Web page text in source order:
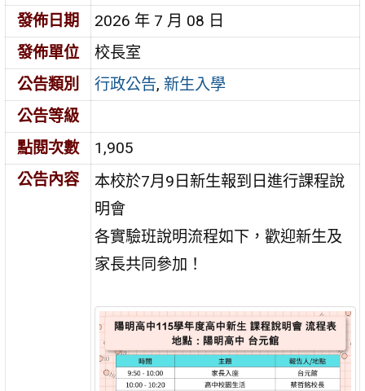
發佈日期
2026 年 7 月 08 日
發佈單位
校長室
公告類別
行政公告,新生入學
公告等級
點閱次數
1,905
公告內容
本校於7月9日新生報到日進行課程說
明會
各實驗班說明流程如下，歡迎新生及
家長共同參加！